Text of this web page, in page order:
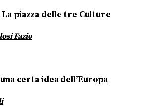
piazza delle tre Culture
Fazio
certa idea dell’Europa